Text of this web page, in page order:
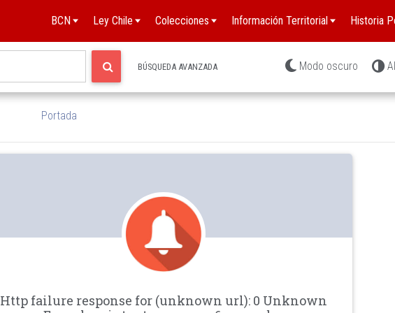
BCN Ley Chile Colecciones Información Territorial Historia
BÚSQUEDA AVANZADA Modo oscuro
Portada
Http failure response for (unknown url): 0 Unknown